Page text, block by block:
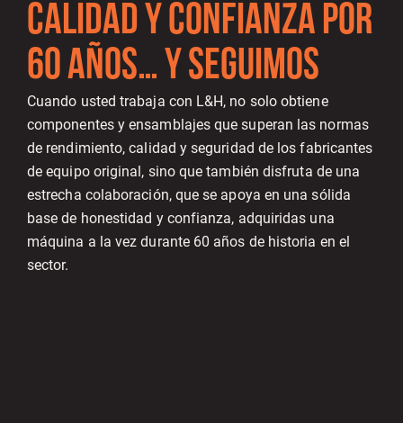
CALIDAD Y CONFIANZA POR
60 AÑOS… Y SEGUIMOS
Cuando usted trabaja con L&H, no solo obtiene
componentes y ensamblajes que superan las normas
de rendimiento, calidad y seguridad de los fabricantes
de equipo original, sino que también disfruta de una
estrecha colaboración, que se apoya en una sólida
base de honestidad y confianza, adquiridas una
máquina a la vez durante 60 años de historia en el
sector.